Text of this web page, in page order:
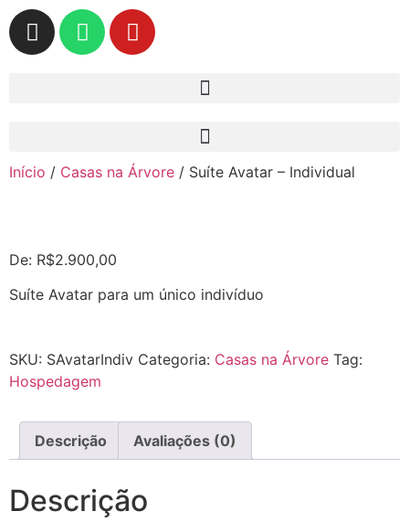
Início / Casas na Árvore / Suíte Avatar – Individual
De: R$2.900,00
Suíte Avatar para um único indivíduo
SKU: SAvatarIndiv Categoria: Casas na Árvore Tag:
Hospedagem
Descrição Avaliações (0)
Descrição